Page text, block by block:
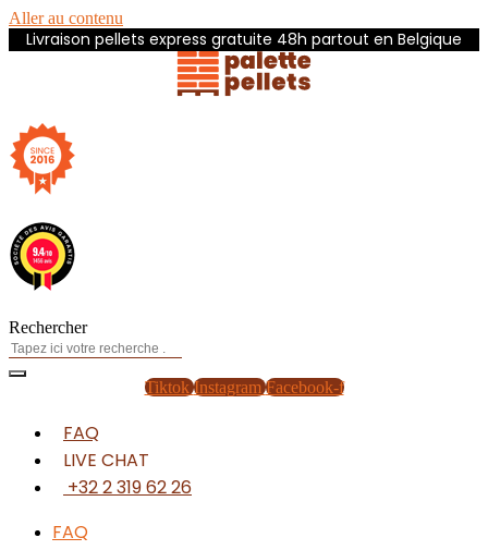
Aller au contenu
Livraison pellets express gratuite 48h partout en Belgique
Rechercher
Tiktok Instagram Facebook-f
FAQ
LIVE CHAT
+32 2 319 62 26
FAQ